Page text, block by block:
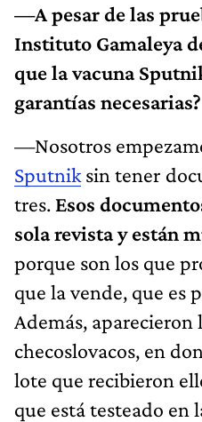
—A pesar de las
Instituto Gamaleya
que la vacuna
garantías necesarias?
—Nosotros
Sputnik sin tener
tres. Esos
sola revista y están
porque son los que
que la vende, que es
Además, aparecieron
checoslovacos, en
lote que recibieron
que está testeado en